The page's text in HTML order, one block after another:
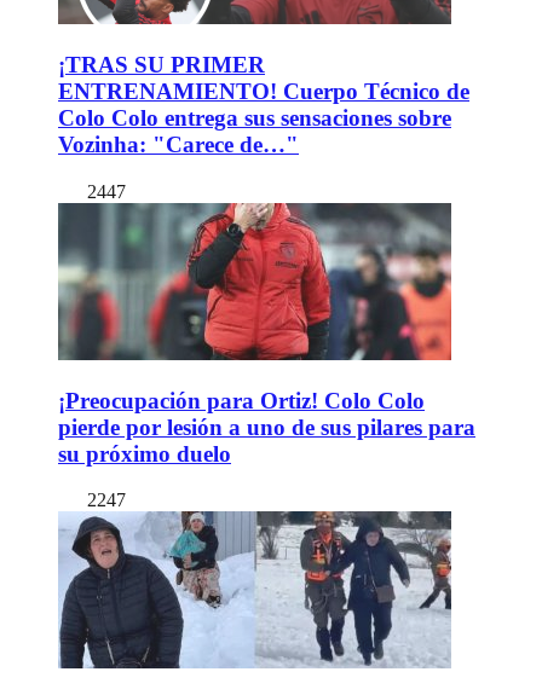
¡TRAS SU PRIMER
ENTRENAMIENTO! Cuerpo Técnico de
Colo Colo entrega sus sensaciones sobre
Vozinha: "Carece de…"
2447
¡Preocupación para Ortiz! Colo Colo
pierde por lesión a uno de sus pilares para
su próximo duelo
2247